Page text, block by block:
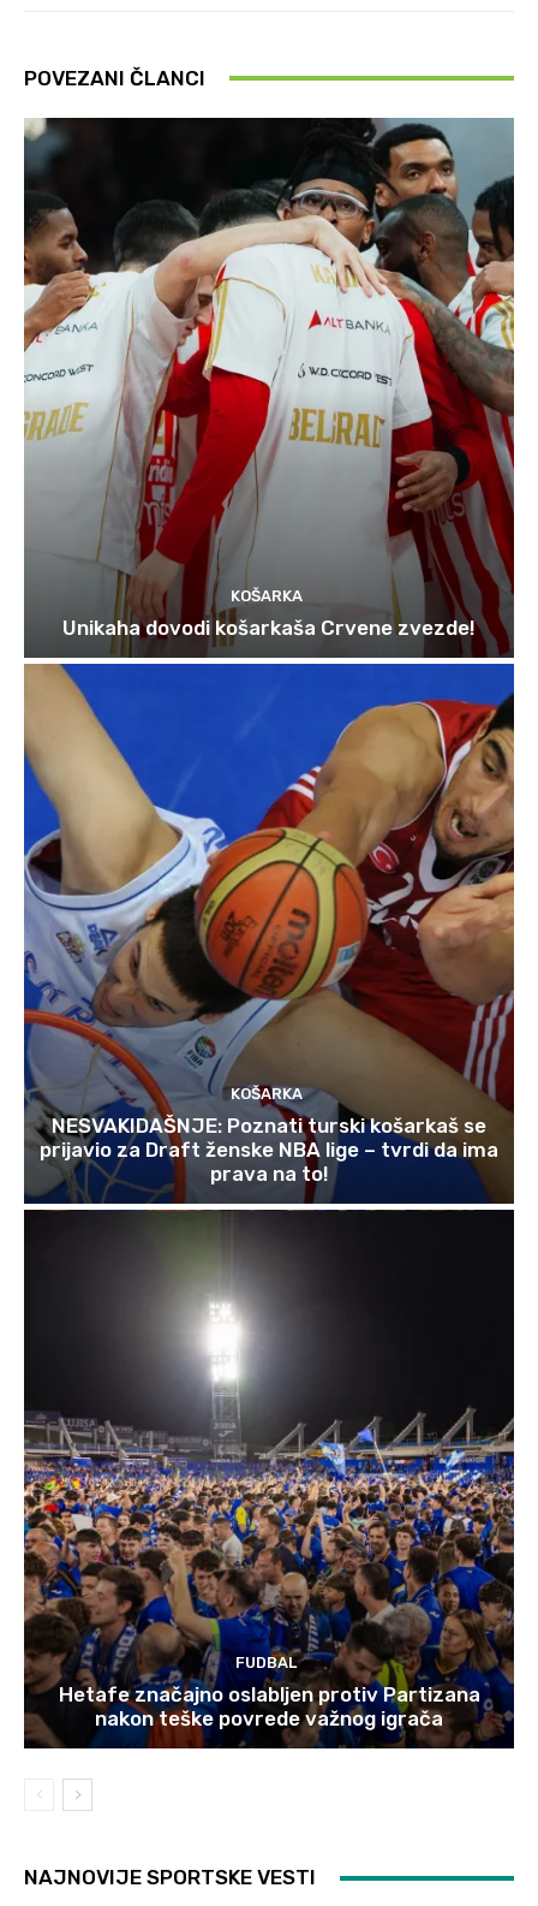
POVEZANI ČLANCI
KOŠARKA
Unikaha dovodi košarkaša Crvene zvezde!
KOŠARKA
NESVAKIDAŠNJE: Poznati turski košarkaš se
prijavio za Draft ženske NBA lige – tvrdi da ima
prava na to!
FUDBAL
Hetafe značajno oslabljen protiv Partizana
nakon teške povrede važnog igrača
NAJNOVIJE SPORTSKE VESTI